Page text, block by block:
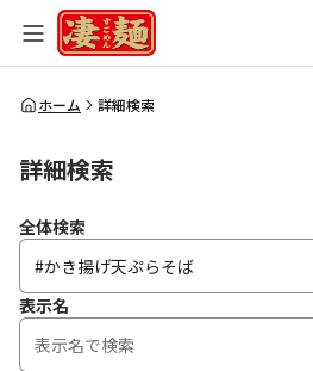
全体検索
ホーム 詳細検索
詳細検索
全体検索
表示名